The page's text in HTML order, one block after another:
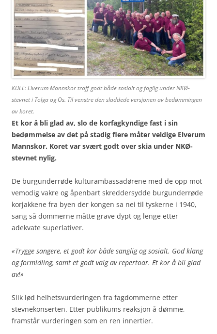
KULE: Elverum Mannskor traff godt både sosialt og faglig under NKØ-
stevnet i Tolga og Os. Til venstre den sladdede versjonen av bedømmingen
av koret.
Et kor å bli glad av, slo de korfagkyndige fast i sin
bedømmelse av det på stadig flere måter veldige Elverum
Mannskor. Koret var svært godt over skia under NKØ-
stevnet nylig.
De burgunderrøde kulturambassadørene med de opp mot
vemodig vakre og åpenbart skreddersydde burgunderrøde
korjakkene fra byen der kongen sa nei til tyskerne i 1940,
sang så dommerne måtte grave dypt og lenge etter
adekvate superlativer.
«Trygge sangere, et godt kor både sanglig og sosialt. God klang
og formidling, samt et godt valg av repertoar. Et kor å bli glad
av!»
Slik lød helhetsvurderingen fra fagdommerne etter
stevnekonserten. Etter publikums reaksjon å dømme,
framstår vurderingen som en ren innertier.